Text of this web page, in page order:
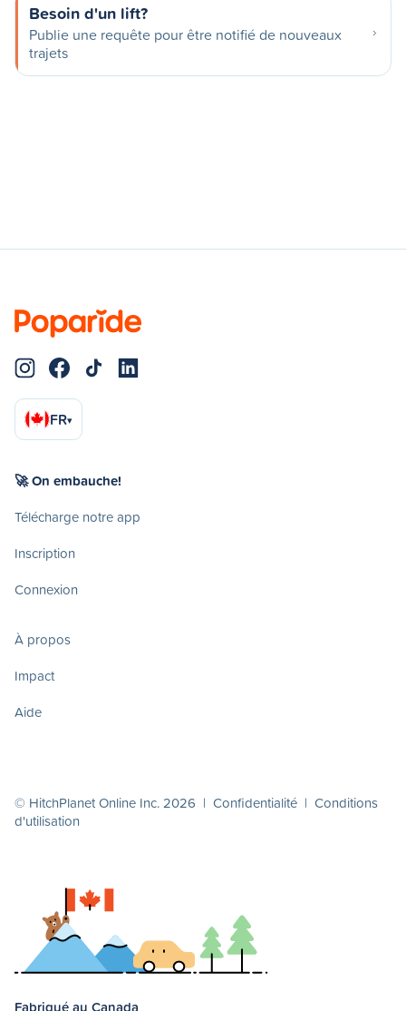
Besoin d'un lift?
Publie une requête pour être notifié de nouveaux
trajets
FR▾
🚀 On embauche!
Télécharge notre app
Inscription
Connexion
À propos
Impact
Aide
© HitchPlanet Online Inc. 2026 | Confidentialité | Conditions
d'utilisation
Fabriqué au Canada